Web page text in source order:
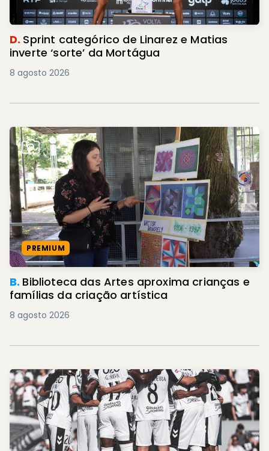
D. Sprint categórico de Linarez e Matias
inverte ‘sorte’ da Mortágua
8 agosto 2026
PREMIUM
B. Biblioteca das Artes aproxima crianças e
famílias da criação artística
8 agosto 2026